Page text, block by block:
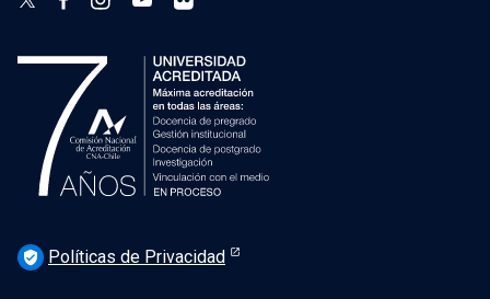
verified_user Políticas de Privacidad